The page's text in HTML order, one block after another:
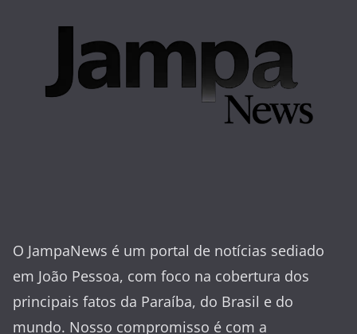
O JampaNews é um portal de notícias sediado
em João Pessoa, com foco na cobertura dos
principais fatos da Paraíba, do Brasil e do
mundo. Nosso compromisso é com a